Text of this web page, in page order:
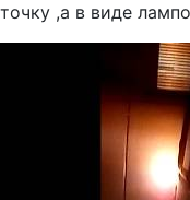
точку ,а в виде